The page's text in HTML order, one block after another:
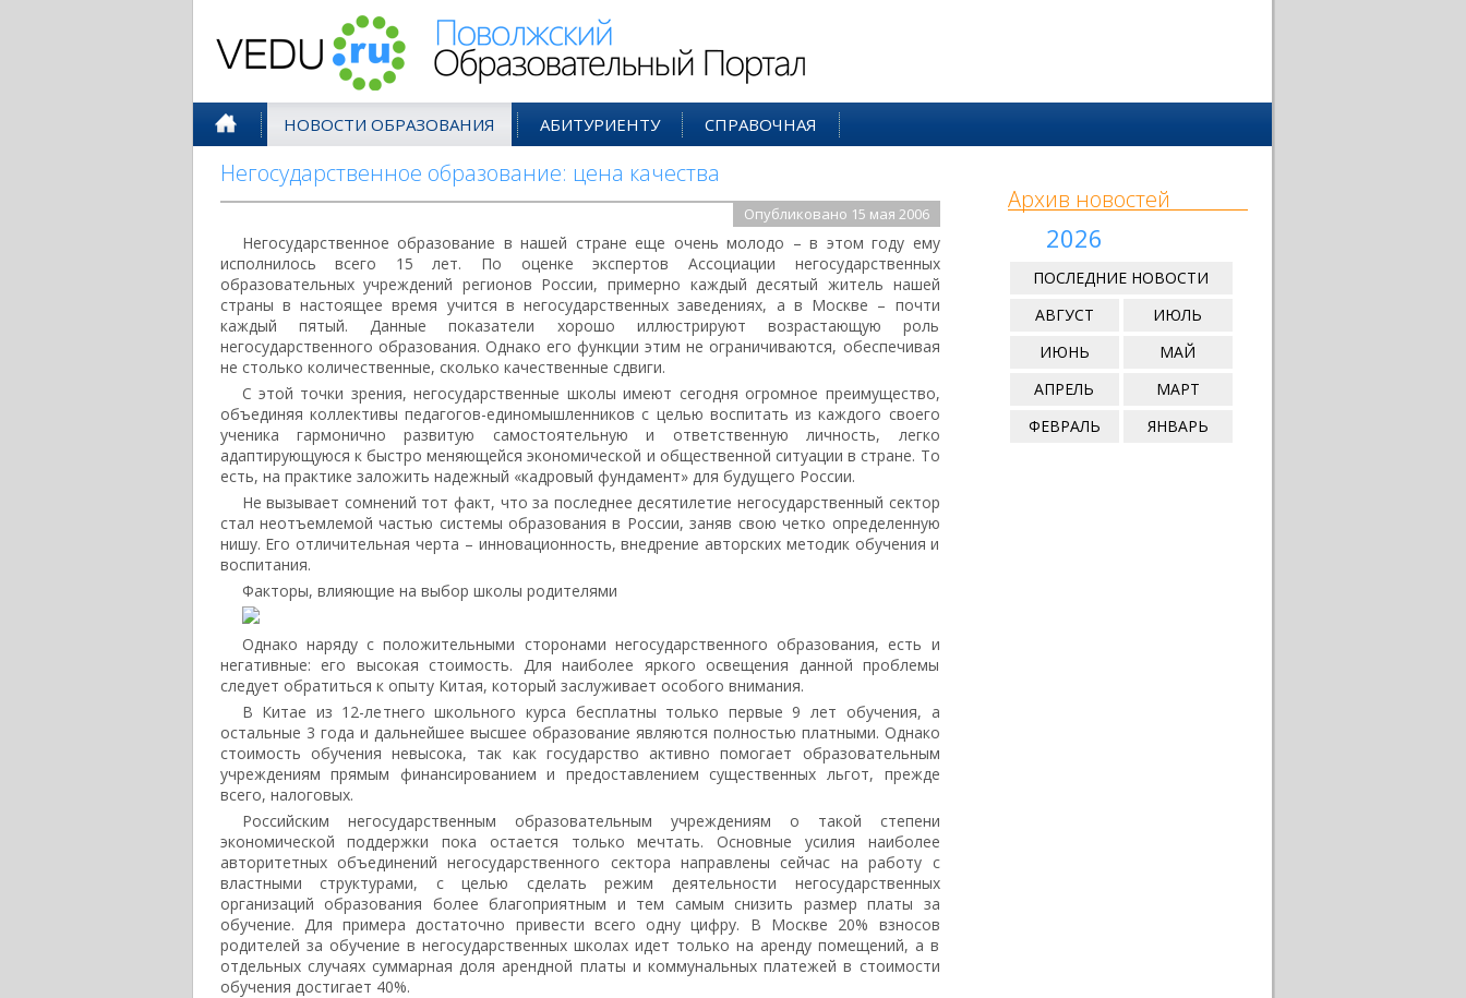
НОВОСТИ ОБРАЗОВАНИЯ АБИТУРИЕНТУ СПРАВОЧНАЯ
Негосударственное образование: цена качества
Опубликовано 15 мая 2006
Негосударственное образование в нашей стране еще очень молодо – в этом году ему
исполнилось всего 15 лет. По оценке экспертов Ассоциации негосударственных
образовательных учреждений регионов России, примерно каждый десятый житель нашей
страны в настоящее время учится в негосударственных заведениях, а в Москве – почти
каждый пятый. Данные показатели хорошо иллюстрируют возрастающую роль
негосударственного образования. Однако его функции этим не ограничиваются, обеспечивая
не столько количественные, сколько качественные сдвиги.
С этой точки зрения, негосударственные школы имеют сегодня огромное преимущество,
объединяя коллективы педагогов-единомышленников с целью воспитать из каждого своего
ученика гармонично развитую самостоятельную и ответственную личность, легко
адаптирующуюся к быстро меняющейся экономической и общественной ситуации в стране. То
есть, на практике заложить надежный «кадровый фундамент» для будущего России.
Не вызывает сомнений тот факт, что за последнее десятилетие негосударственный сектор
стал неотъемлемой частью системы образования в России, заняв свою четко определенную
нишу. Его отличительная черта – инновационность, внедрение авторских методик обучения и
воспитания.
Факторы, влияющие на выбор школы родителями
Однако наряду с положительными сторонами негосударственного образования, есть и
негативные: его высокая стоимость. Для наиболее яркого освещения данной проблемы
следует обратиться к опыту Китая, который заслуживает особого внимания.
В Китае из 12-летнего школьного курса бесплатны только первые 9 лет обучения, а
остальные 3 года и дальнейшее высшее образование являются полностью платными. Однако
стоимость обучения невысока, так как государство активно помогает образовательным
учреждениям прямым финансированием и предоставлением существенных льгот, прежде
всего, налоговых.
Российским негосударственным образовательным учреждениям о такой степени
экономической поддержки пока остается только мечтать. Основные усилия наиболее
авторитетных объединений негосударственного сектора направлены сейчас на работу с
властными структурами, с целью сделать режим деятельности негосударственных
организаций образования более благоприятным и тем самым снизить размер платы за
обучение. Для примера достаточно привести всего одну цифру. В Москве 20% взносов
родителей за обучение в негосударственных школах идет только на аренду помещений, а в
отдельных случаях суммарная доля арендной платы и коммунальных платежей в стоимости
обучения достигает 40%.
Архив новостей
2026
ПОСЛЕДНИЕ НОВОСТИ
АВГУСТ
ИЮЛЬ
ИЮНЬ
МАЙ
АПРЕЛЬ
МАРТ
ФЕВРАЛЬ
ЯНВАРЬ